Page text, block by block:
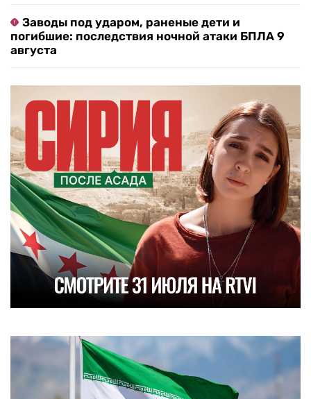
Заводы под ударом, раненые дети и
погибшие: последствия ночной атаки БПЛА 9
августа